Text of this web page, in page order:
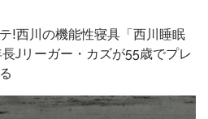
!西川の機能性寝具「西川睡眠
Jリーガー・カズが55歳でプレ